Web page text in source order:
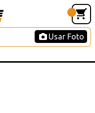
Usar Foto